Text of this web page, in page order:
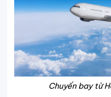
Chuyến bay từ